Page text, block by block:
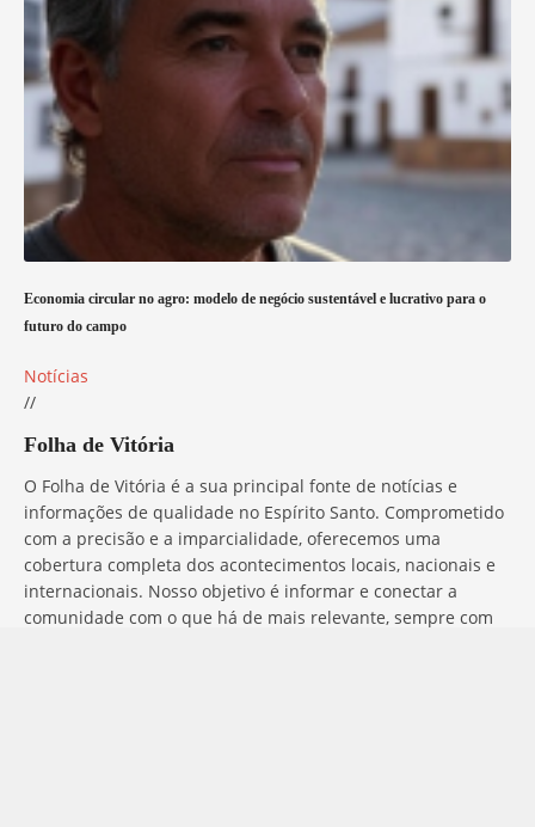
Economia circular no agro: modelo de negócio sustentável e lucrativo para o
futuro do campo
Notícias
//
Folha de Vitória
O Folha de Vitória é a sua principal fonte de notícias e
informações de qualidade no Espírito Santo. Comprometido
com a precisão e a imparcialidade, oferecemos uma
cobertura completa dos acontecimentos locais, nacionais e
internacionais. Nosso objetivo é informar e conectar a
comunidade com o que há de mais relevante, sempre com